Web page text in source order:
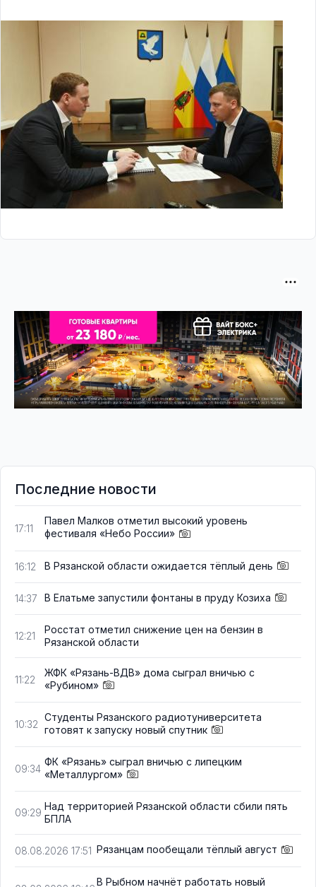
Последние новости
17:11
Павел Малков отметил высокий уровень
фестиваля «Небо России»
16:12 В Рязанской области ожидается тёплый день
14:37 В Елатьме запустили фонтаны в пруду Козиха
12:21
Росстат отметил снижение цен на бензин в
Рязанской области
11:22
ЖФК «Рязань-ВДВ» дома сыграл вничью с
«Рубином»
10:32
Студенты Рязанского радиотуниверситета
готовят к запуску новый спутник
09:34
ФК «Рязань» сыграл вничью с липецким
«Металлургом»
09:29
Над территорией Рязанской области сбили пять
БПЛА
08.08.2026 17:51 Рязанцам пообещали тёплый август
В Рыбном начнёт работать новый